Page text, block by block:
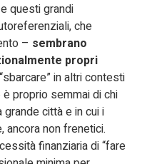
questi grandi
che
– sembrano
propri
in altri contesti
proprio semmai di chi
città e in cui i
ancora non frenetici.
finanziaria di “fare